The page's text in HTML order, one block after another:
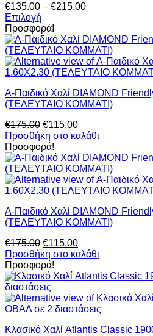
Οι
επιλογές
μπορούν
να
επιλεγούν
στη
σελίδα
προϊόντος
€135.00 – €215.00Price
through
€215.00
Επιλογή
Αυτό
το
προϊόν
έχει
πολλαπλές
Οι
επιλογές
να
επιλεγούν
στη
σελίδα
του
προϊόντος
Προσφορά!
Α-Παιδικό Χαλί DIAMOND
(ΤΕΛΕΥΤΑΙΟ ΚΟΜΜΑΤΙ)
€175.00 Original
price
was:
€175.00.
€115.00Η
τρέχουσα
είναι:
€115.00.
Προσθήκη στο καλάθι
Προσφορά!
Α-Παιδικό Χαλί DIAMOND
(ΤΕΛΕΥΤΑΙΟ ΚΟΜΜΑΤΙ)
€175.00 Original
price
was:
€175.00.
€115.00Η
τρέχουσα
είναι:
Προσθήκη στο καλάθι
Προσφορά!
Κλασικό Χαλί Atlantis Classic